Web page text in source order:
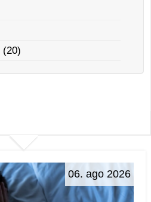
(20)
06. ago 2026